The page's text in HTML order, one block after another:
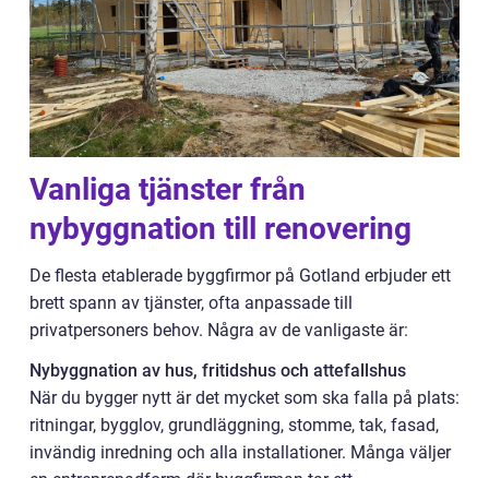
Vanliga tjänster från
nybyggnation till renovering
De flesta etablerade byggfirmor på Gotland erbjuder ett
brett spann av tjänster, ofta anpassade till
privatpersoners behov. Några av de vanligaste är:
Nybyggnation av hus, fritidshus och attefallshus
När du bygger nytt är det mycket som ska falla på plats:
ritningar, bygglov, grundläggning, stomme, tak, fasad,
invändig inredning och alla installationer. Många väljer